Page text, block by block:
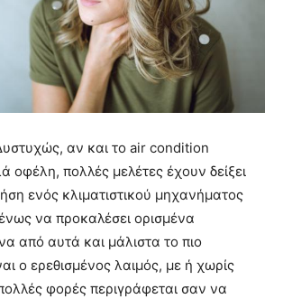
αν και το air condition
οφέλη, πολλές μελέτες έχουν δείξει
ενός κλιματιστικού μηχανήματος
να προκαλέσει ορισμένα
από αυτά και μάλιστα το πιο
ο ερεθισμένος λαιμός, με ή χωρίς
φορές περιγράφεται σαν να